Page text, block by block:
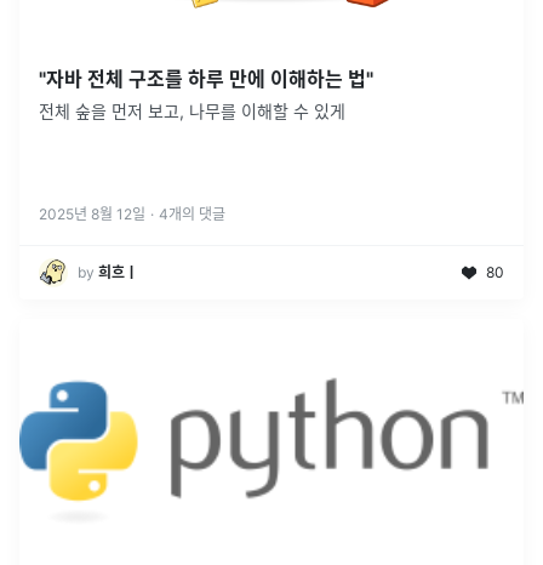
"자바 전체 구조를 하루 만에 이해하는 법"
전체 숲을 먼저 보고, 나무를 이해할 수 있게
2025년 8월 12일 · 4개의 댓글
by 희흐ㅣ 80